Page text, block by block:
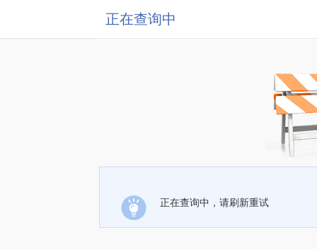
正在查询中
正在查询中，请刷新重试